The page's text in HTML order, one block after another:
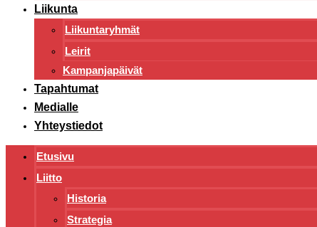
Liikunta
Liikuntaryhmät
Leirit
Kampanjapäivät
Tapahtumat
Medialle
Yhteystiedot
Etusivu
Liitto
Historia
Strategia